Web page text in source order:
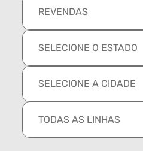
REVENDAS
SELECIONE O ESTADO
SELECIONE A CIDADE
TODAS AS LINHAS